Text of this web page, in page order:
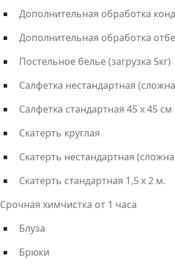
Дополнительная обработка
Дополнительная обработка
Постельное белье (загрузка 5кг)
Салфетка нестандартная
Салфетка стандартная 45 х 45 см
Скатерть круглая
Скатерть нестандартная
Скатерть стандартная 1,5 х 2 м.
Срочная химчистка от 1 часа
Блуза
Брюки